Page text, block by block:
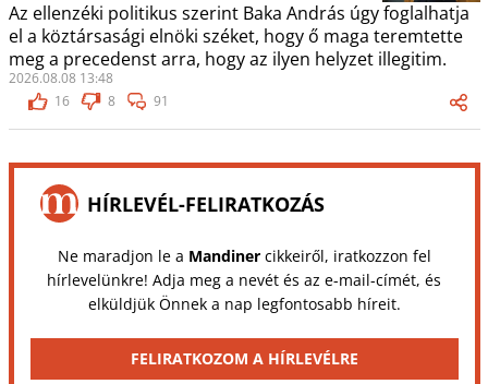
Az ellenzéki politikus szerint Baka András úgy foglalhatja
el a köztársasági elnöki széket, hogy ő maga teremtette
meg a precedenst arra, hogy az ilyen helyzet illegitim.
2026.08.08 13:48
16
8 91
HÍRLEVÉL-FELIRATKOZÁS
Ne maradjon le a Mandinercikkeiről, iratkozzon fel
hírlevelünkre! Adja meg a nevét és az e-mail-címét, és
elküldjük Önnek a nap legfontosabb híreit.
FELIRATKOZOM A HÍRLEVÉLRE